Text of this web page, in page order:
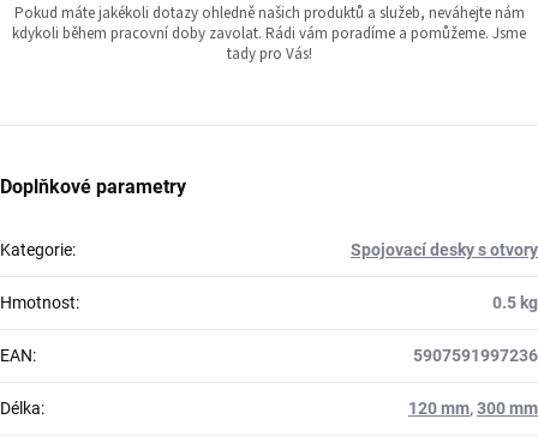
Pokud máte jakékoli dotazy ohledně našich produktů a služeb, neváhejte nám
kdykoli během pracovní doby zavolat. Rádi vám poradíme a pomůžeme. Jsme
tady pro Vás!
Doplňkové parametry
Kategorie: Spojovací desky s otvory
Hmotnost: 0.5 kg
EAN: 5907591997236
Délka: 120 mm,300 mm